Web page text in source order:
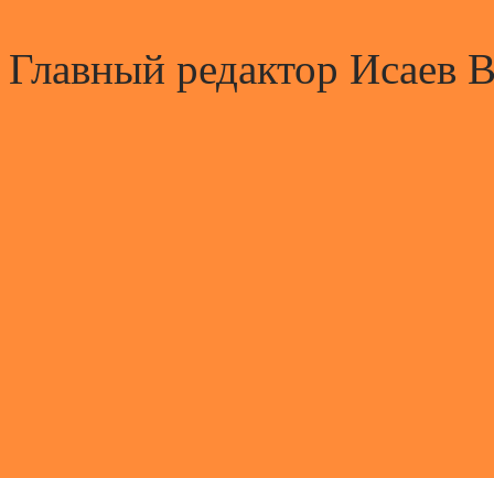
Главный редактор Исаев